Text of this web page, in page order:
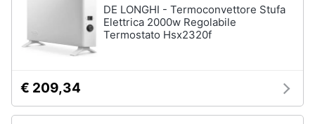
DE LONGHI - Termoconvettore Stufa
Elettrica 2000w Regolabile
Termostato Hsx2320f
€ 209,34